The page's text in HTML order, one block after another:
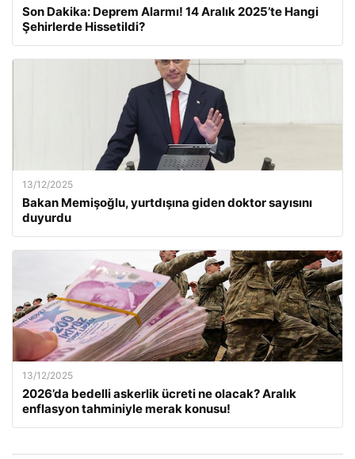
Son Dakika: Deprem Alarmı! 14 Aralık 2025’te Hangi
Şehirlerde Hissetildi?
13/12/2025
Bakan Memişoğlu, yurtdışına giden doktor sayısını
duyurdu
13/12/2025
2026’da bedelli askerlik ücreti ne olacak? Aralık
enflasyon tahminiyle merak konusu!